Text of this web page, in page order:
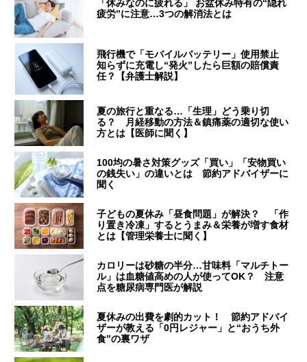
「休みなのに疲れる」 お盆休み特有の“隠れ
疲労”に注意…3つの解消法とは
飛行機で「モバイルバッテリー」使用禁止
知らずに充電し“発火”したら巨額の賠償責
任？【弁護士解説】
夏の旅行と重なる…「生理」どう乗り切
る？ 月経移動の方法＆鎮痛薬の適切な使い
方とは【医師に聞く】
100均の暑さ対策グッズ「買い」「安物買い
の銭失い」の違いとは 節約アドバイザーに
聞く
子どもの夏休み「昼食問題」が解決？ 「作
り置き冷凍」するとうまみ＆栄養が増す食材
とは【管理栄養士に聞く】
カロリーは砂糖の半分…甘味料「マルチトー
ル」は血糖値高めの人が使ってOK？ 注意
点を糖尿病専門医が解説
夏休みの出費を劇的カット！ 節約アドバイ
ザーが教える「0円レジャー」と“おうち外
食”の裏ワザ